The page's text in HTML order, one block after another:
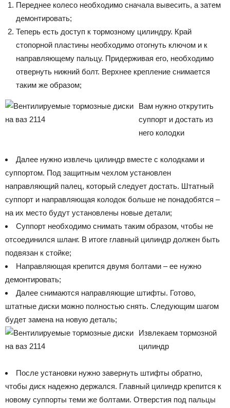
Переднее колесо необходимо сначала вывесить, а затем
демонтировать;
Теперь есть доступ к тормозному цилиндру. Край
стопорной пластины необходимо отогнуть ключом и к
направляющему пальцу. Придерживая его, необходимо
отвернуть нижний болт. Верхнее крепление снимается
таким же образом;
Вам нужно открутить
суппорт и достать из
него колодки
Далее нужно извлечь цилиндр вместе с колодками и
суппортом. Под защитным чехлом установлен
направляющий палец, который следует достать. Штатный
суппорт и направляющая колодок больше не понадобятся –
на их место будут установлены новые детали;
Суппорт необходимо снимать таким образом, чтобы не
отсоединился шланг. В итоге главный цилиндр должен быть
подвязан к стойке;
Направляющая крепится двумя болтами – ее нужно
демонтировать;
Далее снимаются направляющие штифты. Готово,
штатные диски можно полностью снять. Следующим шагом
будет замена на новую деталь;
Извлекаем тормозной
цилиндр
После установки нужно завернуть штифты обратно,
чтобы диск надежно держался. Главный цилиндр крепится к
новому суппорты теми же болтами. Отверстия под пальцы